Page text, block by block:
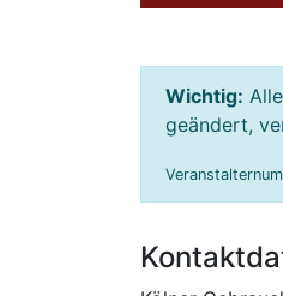
Wichtig:
geändert,